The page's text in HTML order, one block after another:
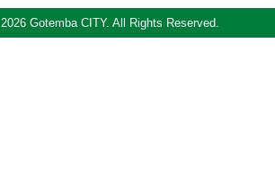
2026 Gotemba CITY. All Rights Reserved.